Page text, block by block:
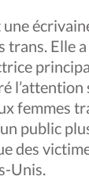
trans. Elle a
l’attention
femmes
public
des
Unis.